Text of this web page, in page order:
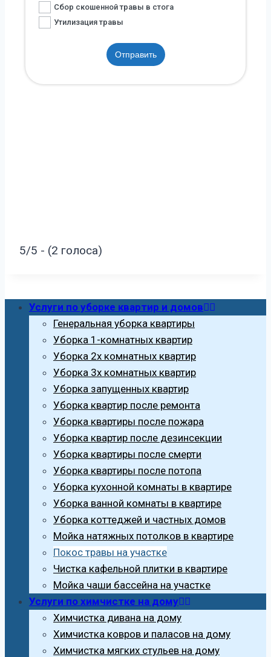
Сбор скошенной травы в стога
Утилизация травы
Отправить
5/5 - (2 голоса)
Услуги по уборке квартир и домов
Генеральная уборка квартиры
Уборка 1-комнатных квартир
Уборка 2х комнатных квартир
Уборка 3х комнатных квартир
Уборка запущенных квартир
Уборка квартир после ремонта
Уборка квартиры после пожара
Уборка квартир после дезинсекции
Уборка квартиры после смерти
Уборка квартиры после потопа
Уборка кухонной комнаты в квартире
Уборка ванной комнаты в квартире
Уборка коттеджей и частных домов
Мойка натяжных потолков в квартире
Покос травы на участке
Чистка кафельной плитки в квартире
Мойка чаши бассейна на участке
Услуги по химчистке на дому
Химчистка дивана на дому
Химчистка ковров и паласов на дому
Химчистка мягких стульев на дому